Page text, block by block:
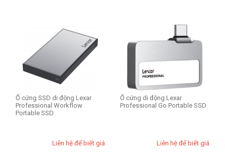
Ổ cứng SSD di động Lexar
Professional Workflow
Portable SSD
Liên hệ để biết giá
Ổ cứng di động Lexar
Professional Go Portable SSD
Liên hệ để biết giá